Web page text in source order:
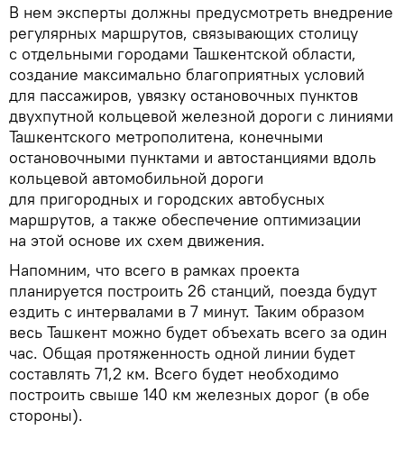
В нем эксперты должны предусмотреть внедрение
регулярных маршрутов, связывающих столицу
с отдельными городами Ташкентской области,
создание максимально благоприятных условий
для пассажиров, увязку остановочных пунктов
двухпутной кольцевой железной дороги с линиями
Ташкентского метрополитена, конечными
остановочными пунктами и автостанциями вдоль
кольцевой автомобильной дороги
для пригородных и городских автобусных
маршрутов, а также обеспечение оптимизации
на этой основе их схем движения.
Напомним, что всего в рамках проекта
планируется построить 26 станций, поезда будут
ездить с интервалами в 7 минут. Таким образом
весь Ташкент можно будет объехать всего за один
час. Общая протяженность одной линии будет
составлять 71,2 км. Всего будет необходимо
построить свыше 140 км железных дорог (в обе
стороны).